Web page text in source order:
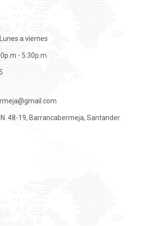
a viernes
- 5:30p.m
48-19, Barrancabermeja, Santander.